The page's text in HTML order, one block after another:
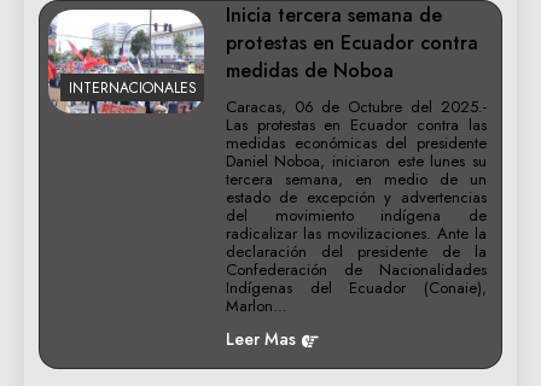
INTERNACIONALES
Inicia tercera semana de
protestas en Ecuador contra
medidas de Noboa
Caracas, 06 de Octubre del 2025.-
Las protestas en Ecuador contra las
medidas económicas del presidente
Daniel Noboa, iniciaron este lunes su
tercera semana, en medio de un
estado de excepción y advertencias
del movimiento indígena de
radicalizar las movilizaciones. Ante la
declaración del presidente de la
Confederación de Nacionalidades
Indígenas del Ecuador (Conaie),
Marlon…
Leer Mas